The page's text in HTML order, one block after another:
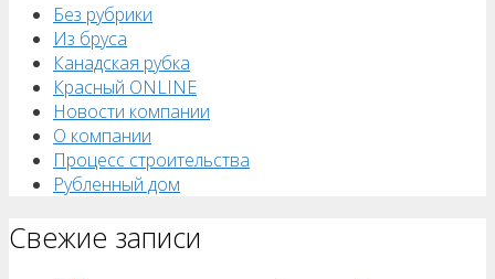
Без рубрики
Из бруса
Канадская рубка
Красный ONLINE
Новости компании
О компании
Процесс строительства
Рубленный дом
Свежие записи